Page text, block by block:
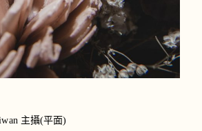
主攝(平面)